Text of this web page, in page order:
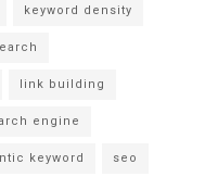
keyword density
link building
engine
keyword seo